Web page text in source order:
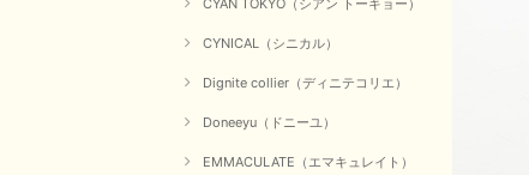
CYAN TOKYO（シアン トーキョー）
CYNICAL（シニカル）
Dignite collier（ディニテコリエ）
Doneeyu（ドニーユ）
EMMACULATE（エマキュレイト）